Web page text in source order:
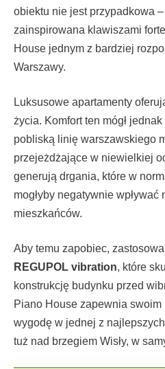
obiektu nie jest przypadkowa
zainspirowana klawiszami
House jednym z bardziej
Warszawy.
Luksusowe apartamenty
życia. Komfort ten mógł
pobliską linię warszawskiego
przejeżdżające w niewielkiej
generują drgania, które w
mogłyby negatywnie wpływać
mieszkańców.
Aby temu zapobiec,
REGUPOL vibration, które
konstrukcję budynku przed
Piano House zapewnia
wygodę w jednej z
tuż nad brzegiem Wisły, w